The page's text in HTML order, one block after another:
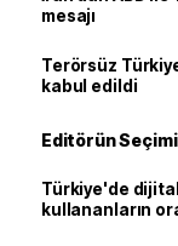
mesajı
Terörsüz
kabul edildi
Editörün Seçimi
Türkiye'de
kullananların